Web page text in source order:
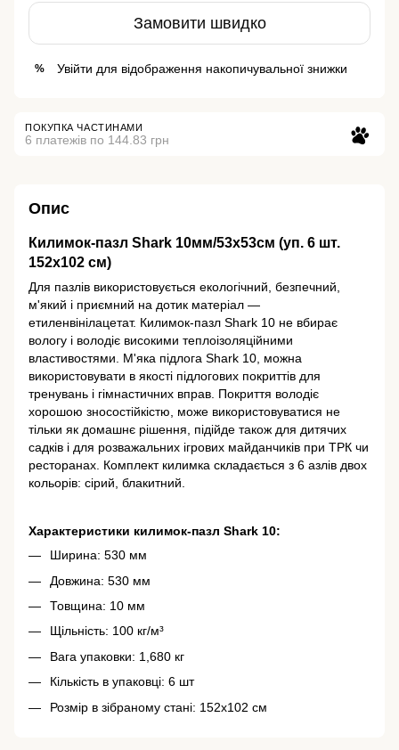
Замовити швидко
% Увійти для відображення накопичувальної знижки
ПОКУПКА ЧАСТИНАМИ
6 платежів по 144.83 грн
Опис
Килимок-пазл Shark 10мм/53х53см (уп. 6 шт.
152х102 см)
Для пазлів використовується екологічний, безпечний,
м'який і приємний на дотик матеріал —
етиленвінілацетат. Килимок-пазл Shark 10 не вбирає
вологу і володіє високими теплоізоляційними
властивостями. М'яка підлога Shark 10, можна
використовувати в якості підлогових покриттів для
тренувань і гімнастичних вправ. Покриття володіє
хорошою зносостійкістю, може використовуватися не
тільки як домашнє рішення, підійде також для дитячих
садків і для розважальних ігрових майданчиків при ТРК чи
ресторанах. Комплект килимка складається з 6 азлів двох
кольорів: сірий, блакитний.
Характеристики килимок-пазл Shark 10:
Ширина: 530 мм
Довжина: 530 мм
Товщина: 10 мм
Щільність: 100 кг/м³
Вага упаковки: 1,680 кг
Кількість в упаковці: 6 шт
Розмір в зібраному стані: 152х102 см